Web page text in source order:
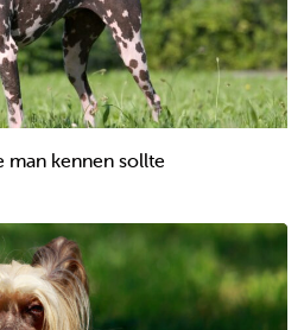
man kennen sollte